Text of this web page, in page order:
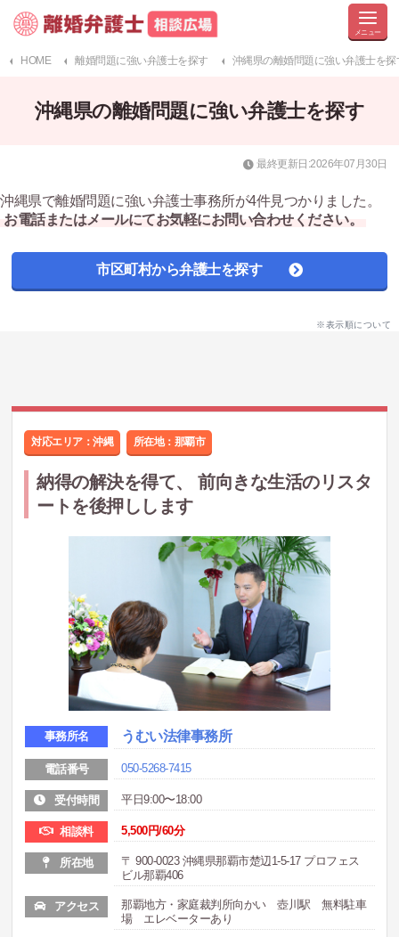
HOME 離婚問題に強い弁護士を探す 沖縄県の離婚問題に強い弁護士を探
沖縄県の離婚問題に強い弁護士を探す
最終更新日:2026年07月30日
沖縄県で離婚問題に強い弁護士事務所が4件見つかりました。
お電話またはメールにてお気軽にお問い合わせください。
市区町村から弁護士を探す
※表示順について
対応エリア：沖縄 所在地： 那覇市
納得の解決を得て、 前向きな生活のリスタ
ートを後押しします
事務所名 うむい法律事務所
電話番号 050-5268-7415
受付時間 平日9:00〜18:00
相談料 5,500円/60分
所在地
〒 900-0023 沖縄県那覇市楚辺1-5-17 プロフェス
ビル那覇406
アクセス
那覇地方・家庭裁判所向かい 壺川駅 無料駐車
場 エレベーターあり